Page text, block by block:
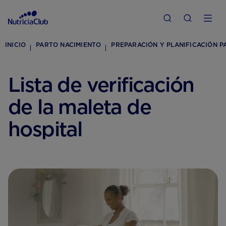
INICIO PARTO NACIMIENTO PREPARACIÓN Y PLANIFICACIÓN
Lista de verificación
de la maleta de
hospital